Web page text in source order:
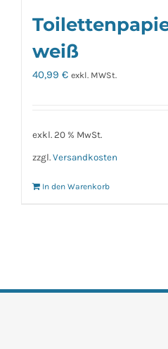
weiß
40,99 € exkl. MWSt.
exkl. 20 % MwSt.
zzgl. Versandkosten
In den Warenkorb